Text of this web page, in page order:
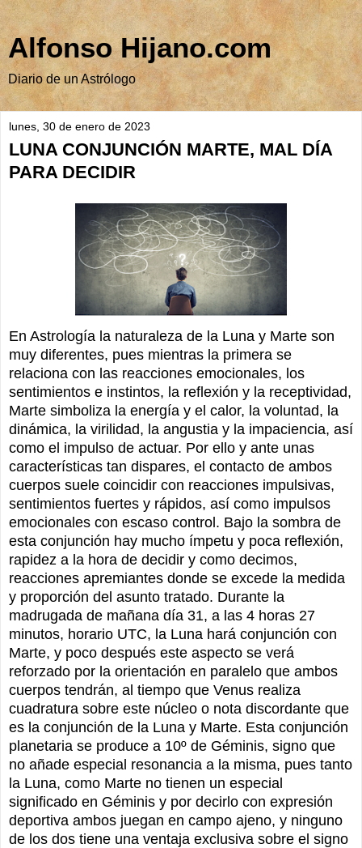
Alfonso Hijano.com
Diario de un Astrólogo
lunes, 30 de enero de 2023
LUNA CONJUNCIÓN MARTE, MAL DÍA
PARA DECIDIR
En Astrología la naturaleza de la Luna y Marte son
muy diferentes, pues mientras la primera se
relaciona con las reacciones emocionales, los
sentimientos e instintos, la reflexión y la receptividad,
Marte simboliza la energía y el calor, la voluntad, la
dinámica, la virilidad, la angustia y la impaciencia, así
como el impulso de actuar. Por ello y ante unas
características tan dispares, el contacto de ambos
cuerpos suele coincidir con reacciones impulsivas,
sentimientos fuertes y rápidos, así como impulsos
emocionales con escaso control. Bajo la sombra de
esta conjunción hay mucho ímpetu y poca reflexión,
rapidez a la hora de decidir y como decimos,
reacciones apremiantes donde se excede la medida
y proporción del asunto tratado. Durante la
madrugada de mañana día 31, a las 4 horas 27
minutos, horario UTC, la Luna hará conjunción con
Marte, y poco después este aspecto se verá
reforzado por la orientación en paralelo que ambos
cuerpos tendrán, al tiempo que Venus realiza
cuadratura sobre este núcleo o nota discordante que
es la conjunción de la Luna y Marte. Esta conjunción
planetaria se produce a 10º de Géminis, signo que
no añade especial resonancia a la misma, pues tanto
la Luna, como Marte no tienen un especial
significado en Géminis y por decirlo con expresión
deportiva ambos juegan en campo ajeno, y ninguno
de los dos tiene una ventaja exclusiva sobre el signo